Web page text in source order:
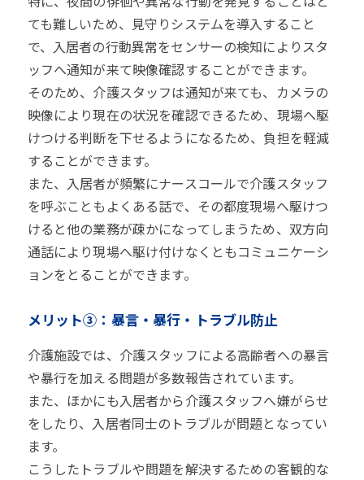
ても難しいため、見守りシステムを導入すること
で、入居者の行動異常をセンサーの検知によりスタ
ッフへ通知が来て映像確認することができます。
そのため、介護スタッフは通知が来ても、カメラの
映像により現在の状況を確認できるため、現場へ駆
けつける判断を下せるようになるため、負担を軽減
することができます。
また、入居者が頻繁にナースコールで介護スタッフ
を呼ぶこともよくある話で、その都度現場へ駆けつ
けると他の業務が疎かになってしまうため、双方向
通話により現場へ駆け付けなくともコミュニケーシ
ョンをとることができます。
メリット③：暴言・暴行・トラブル防止
介護施設では、介護スタッフによる高齢者への暴言
や暴行を加える問題が多数報告されています。
また、ほかにも入居者から介護スタッフへ嫌がらせ
をしたり、入居者同士のトラブルが問題となってい
ます。
こうしたトラブルや問題を解決するための客観的な